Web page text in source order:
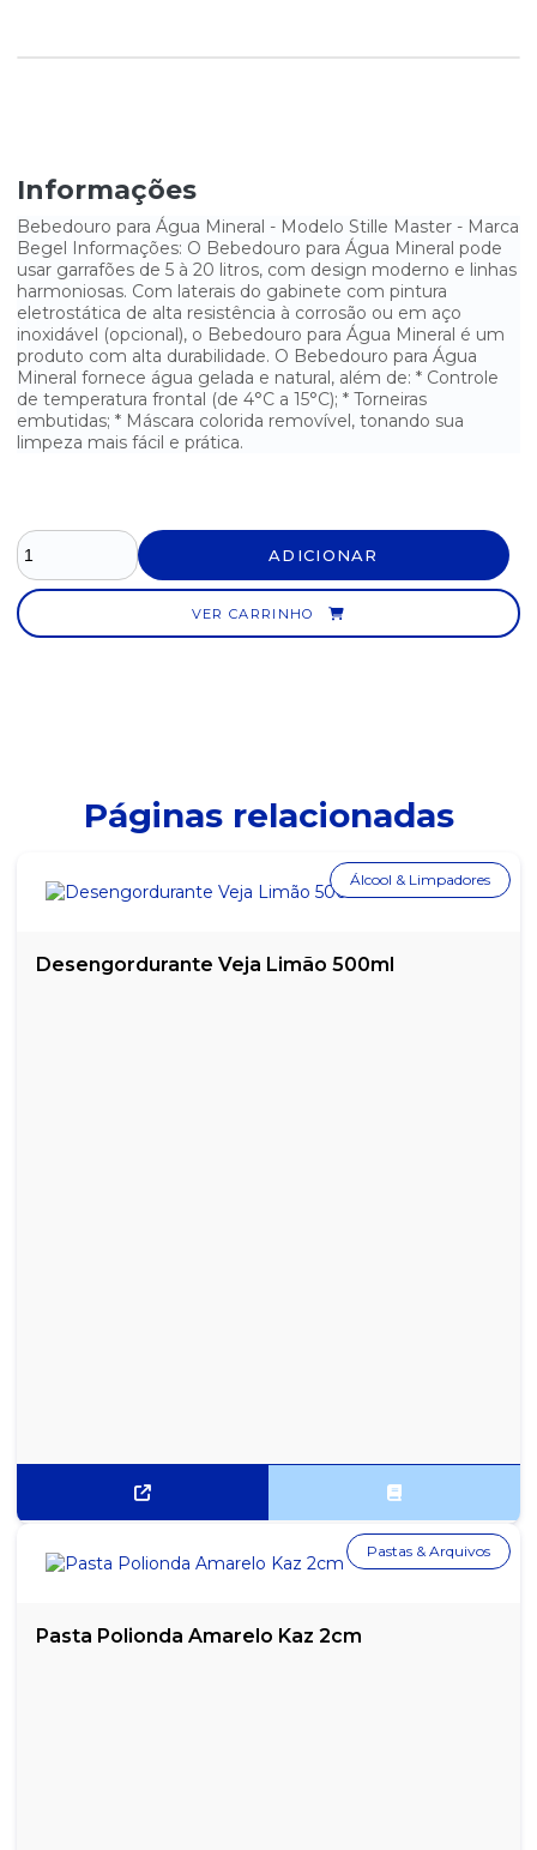
Informações
Bebedouro para Água Mineral - Modelo Stille Master - Marca
Begel Informações: O Bebedouro para Água Mineral pode
usar garrafões de 5 à 20 litros, com design moderno e linhas
harmoniosas. Com laterais do gabinete com pintura
eletrostática de alta resistência à corrosão ou em aço
inoxidável (opcional), o Bebedouro para Água Mineral é um
produto com alta durabilidade. O Bebedouro para Água
Mineral fornece água gelada e natural, além de: * Controle
de temperatura frontal (de 4°C a 15°C); * Torneiras
embutidas; * Máscara colorida removível, tonando sua
limpeza mais fácil e prática.
ADICIONAR
VER CARRINHO
Páginas relacionadas
Desengordurante Veja Limão 500ml
Álcool & Limpadores
Pasta Polionda Amarelo Kaz 2cm
Pastas & Arquivos